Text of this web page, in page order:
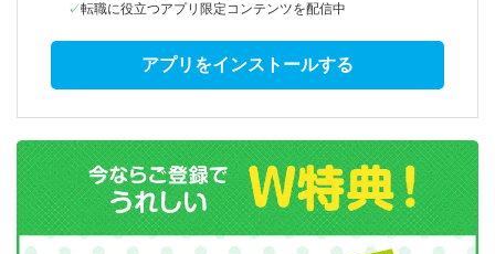
転職に役立つアプリ限定コンテンツを配信中
アプリをインストールする